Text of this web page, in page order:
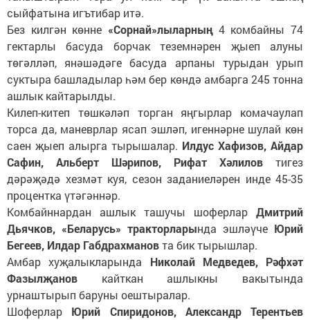
сыйфатына игътибар итә.
Без килгән көнне «Сорнай»лыларның4 комбайны 74
гектарлы басуда борчак теземнәрен җыеп алуны
төгәлләп, янәшәдәге басуда арпаны турыдан урып
суктыра башладылар һәм бер көндә амбарга 245 тонна
ашлык кайтарылды.
Килеп-китеп төшкәләп торган яңгырлар комачаулап
торса да, маневрлар ясап эшләп, игеннәрне шулай көн
саен җыеп алырга тырышалар. Илдус Хафизов, Айдар
Сафин, Альберт Шәрипов, Рифат Хәлилов тигез
дәрәҗәдә хезмәт куя, сезон заданиеләрен инде 45-35
процентка үтәгәннәр.
Комбайннардан ашлык ташучы шоферлар Дмитрий
Дьячков, «Беларусь» тракторларында эшләүче Юрий
Бегеев, Илдар Габдрахмановта бик тырышлар.
Амбар хуҗалыкларында Николай Медведев, Рәфхәт
Фазылҗанов кайткан ашлыкны вакытында
урнаштырып баруны оештыралар.
Шоферлар Юрий Спиридонов, Александр Терентьев